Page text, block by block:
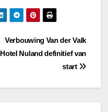
Verbouwing Van der Valk
Hotel Nuland definitief van
start